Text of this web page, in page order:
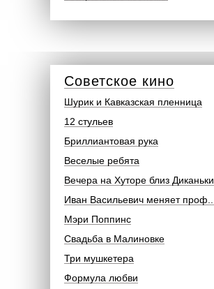
Советское кино
Шурик и Кавказская пленница
12 стульев
Бриллиантовая рука
Веселые ребята
Вечера на Хуторе близ Диканьки
Иван Васильевич меняет проф...
Мэри Поппинс
Свадьба в Малиновке
Три мушкетера
Формула любви